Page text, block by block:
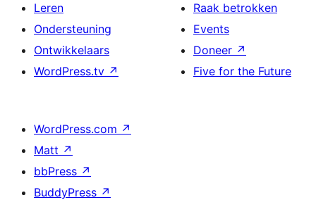
Leren
Ondersteuning
Ontwikkelaars
WordPress.tv ↗
Raak betrokken
Events
Doneer ↗
Five for the Future
WordPress.com ↗
Matt ↗
bbPress ↗
BuddyPress ↗